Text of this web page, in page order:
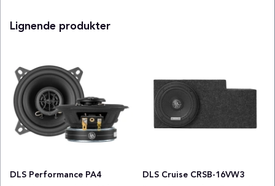
Lignende produkter
DLS Performance PA4 DLS Cruise CRSB-16VW3